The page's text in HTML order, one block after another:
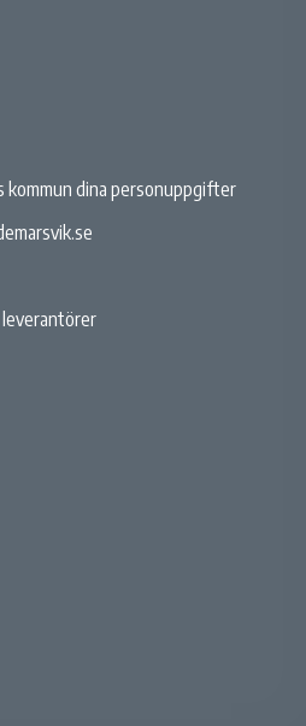
kommun dina personuppgifter